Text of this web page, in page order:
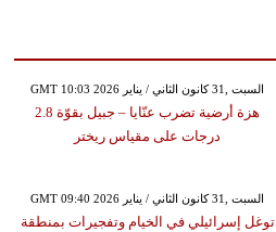
GMT 10:03 2026 السبت ,31 كانون الثاني / يناير
هزة أرضية تضرب عنّايا – جبيل بقوّة 2.8
درجات على مقياس ريختر
GMT 09:40 2026 السبت ,31 كانون الثاني / يناير
توغل إسرائيلي في الخيام وتفجيرات بمنطقة